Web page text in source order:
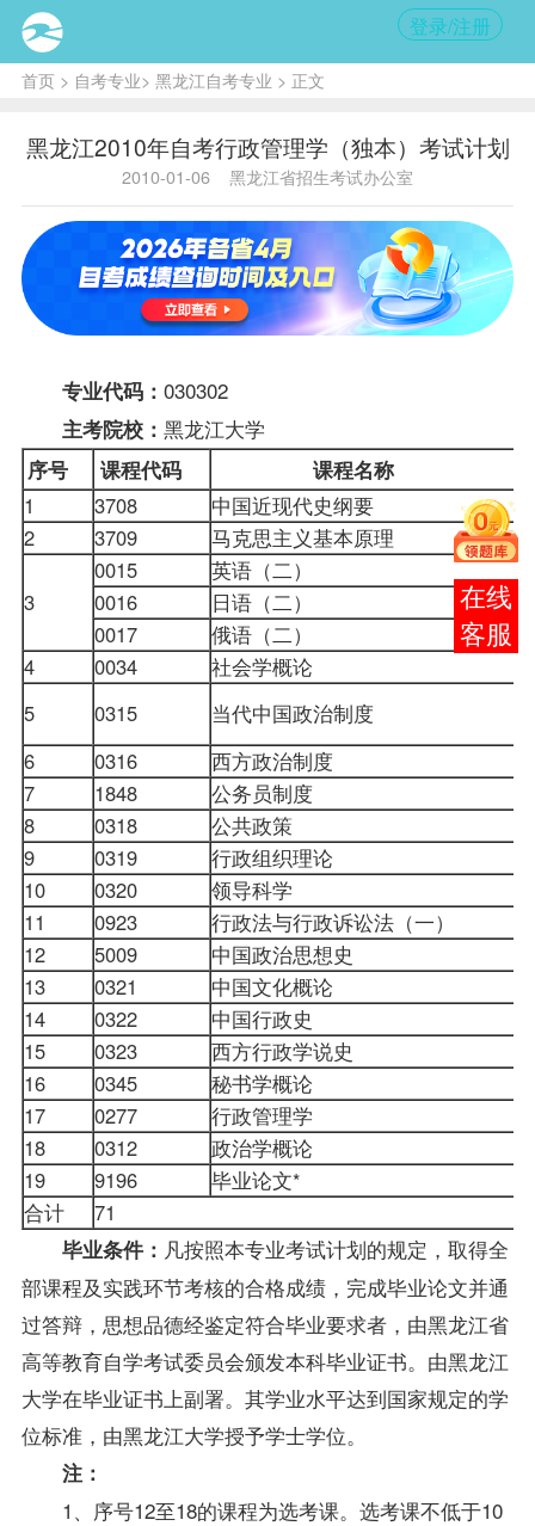
登录/注册
首页> 自考专业> 黑龙江自考专业 > 正文
黑龙江2010年自考行政管理学（独本）考试计划
2010-01-06 黑龙江省招生考试办公室
专业代码： 030302
主考院校： 黑龙江大学
序号 课程代码 课程名称
1
3708 中国近现代史纲要
2
3709 马克思主义基本原理
3
0015
英语（二）
0016
日语（二）
0017
俄语（二）
4
0034 社会学概论
5
0315 当代中国政治制度
6
0316 西方政治制度
7
1848 公务员制度
8
0318 公共政策
9
0319 行政组织理论
10
0320 领导科学
11
0923 行政法与行政诉讼法（一）
12
5009 中国政治思想史
13
0321 中国文化概论
14
0322 中国行政史
15
0323 西方行政学说史
16
0345 秘书学概论
17
0277 行政管理学
18
0312 政治学概论
19
9196 毕业论文*
合计
71
毕业条件： 凡按照本专业考试计划的规定，取得全
部课程及实践环节考核的合格成绩，完成毕业论文并通
过答辩，思想品德经鉴定符合毕业要求者，由黑龙江省
高等教育自学考试委员会颁发本科毕业证书。由黑龙江
大学在毕业证书上副署。其学业水平达到国家规定的学
位标准，由黑龙江大学授予学士学位。
注：
1、序号12至18的课程为选考课。选考课不低于10
报考
咨询